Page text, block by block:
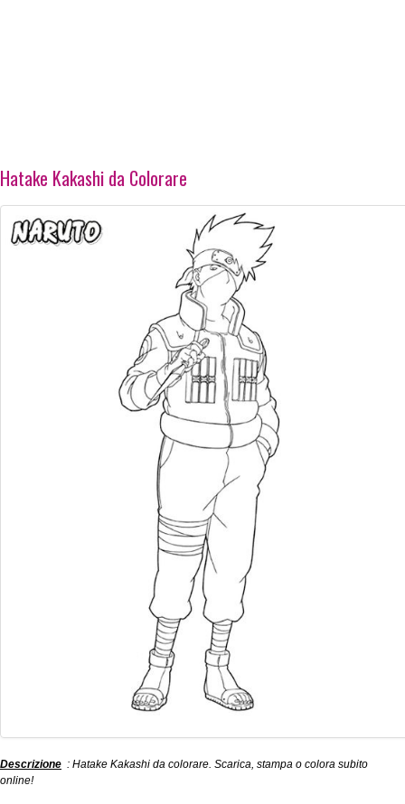
Hatake Kakashi da Colorare
Descrizione : Hatake Kakashi da colorare. Scarica, stampa o colora subito
online!